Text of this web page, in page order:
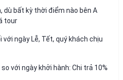
dù bất kỳ thời điểm nào bên A
tour
với ngày Lễ, Tết, quý khách chịu
với ngày khởi hành: Chi trả 10%